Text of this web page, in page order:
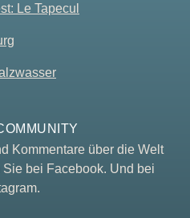
Le Tapecul
Kommentare über die Welt
bei Facebook. Und bei